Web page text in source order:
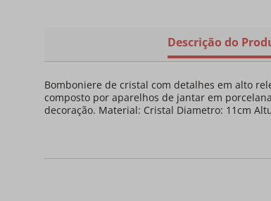
Descrição do
Bomboniere de cristal com detalhes em alto
composto por aparelhos de jantar em
decoração. Material: Cristal Diametro: 11cm